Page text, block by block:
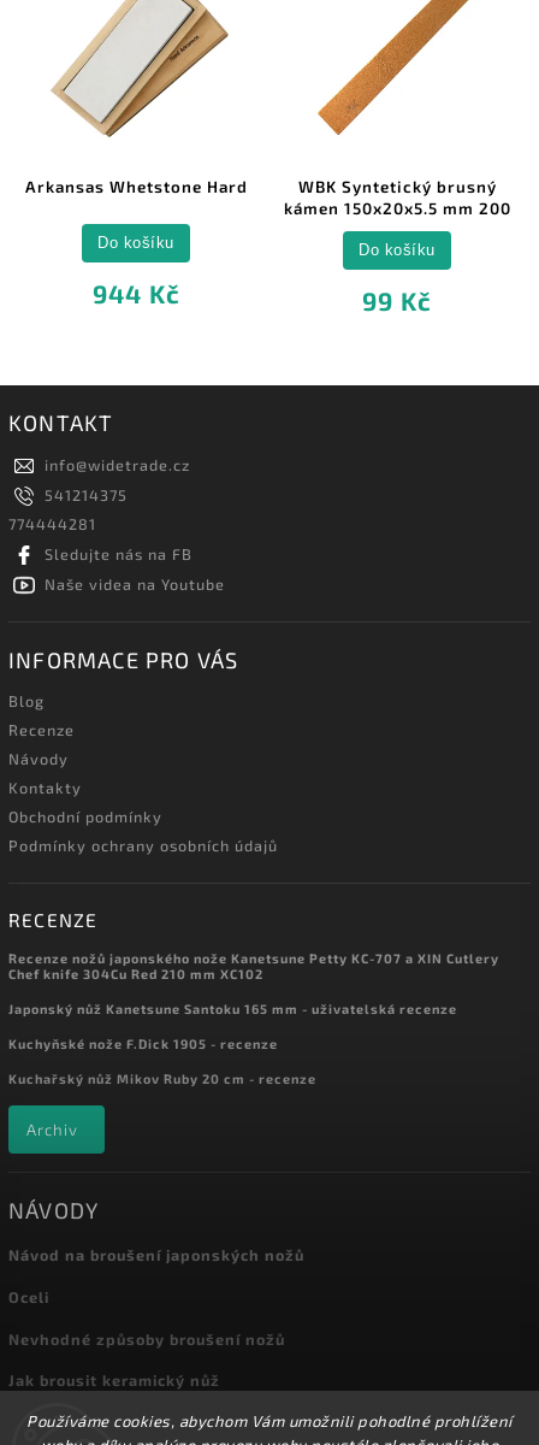
Používáme cookies, abychom Vám umožnili pohodlné prohlížení
Arkansas Whetstone Hard
944 Kč
Do košíku
WBK Syntetický brusný
kámen 150x20x5.5 mm 200
99 Kč
Do košíku
KONTAKT
info@widetrade.cz
541214375
774444281
Sledujte nás na FB
Naše videa na Youtube
INFORMACE PRO VÁS
Blog
Recenze
Návody
Kontakty
Obchodní podmínky
Podmínky ochrany osobních údajů
RECENZE
Recenze nožů japonského nože Kanetsune Petty KC-707 a XIN Cutlery
Chef knife 304Cu Red 210 mm XC102
Japonský nůž Kanetsune Santoku 165 mm - uživatelská recenze
Kuchyňské nože F.Dick 1905 - recenze
Kuchařský nůž Mikov Ruby 20 cm - recenze
Archiv
NÁVODY
Návod na broušení japonských nožů
Oceli
Nevhodné způsoby broušení nožů
Jak brousit keramický nůž
Archiv